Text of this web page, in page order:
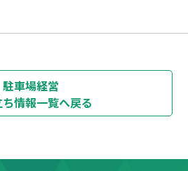
駐車場経営
情報一覧へ戻る